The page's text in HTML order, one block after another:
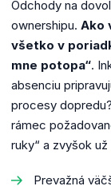
Odchody na
ownershipu. Ako
všetko v
mne potopa“.
absenciu
procesy
rámec
ruky“ a zvyšok
Prevažná